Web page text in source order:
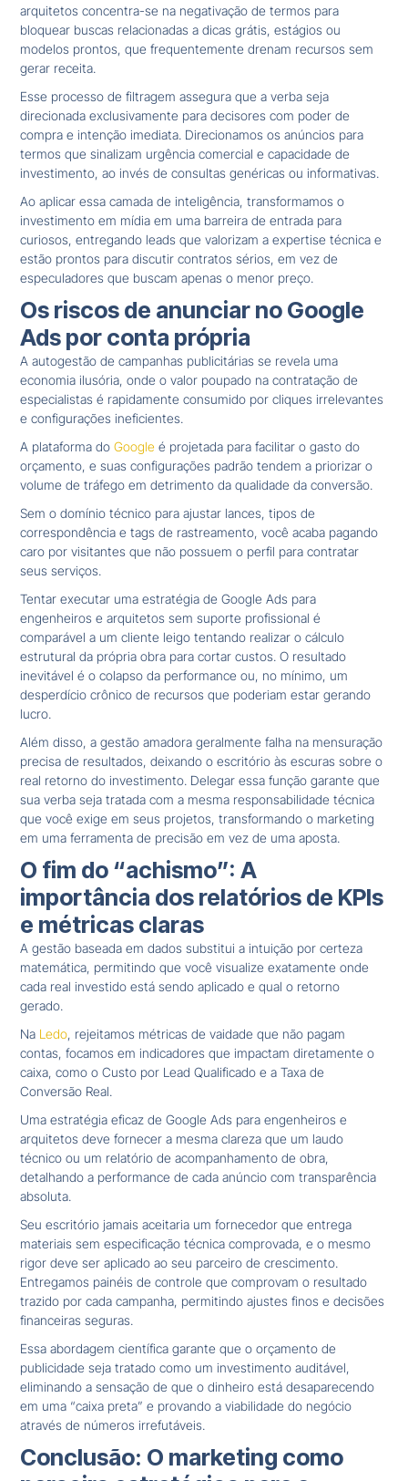
arquitetos concentra-se na negativação de termos para
bloquear buscas relacionadas a dicas grátis, estágios ou
modelos prontos, que frequentemente drenam recursos sem
gerar receita.
Esse processo de filtragem assegura que a verba seja
direcionada exclusivamente para decisores com poder de
compra e intenção imediata. Direcionamos os anúncios para
termos que sinalizam urgência comercial e capacidade de
investimento, ao invés de consultas genéricas ou informativas.
Ao aplicar essa camada de inteligência, transformamos o
investimento em mídia em uma barreira de entrada para
curiosos, entregando leads que valorizam a expertise técnica e
estão prontos para discutir contratos sérios, em vez de
especuladores que buscam apenas o menor preço.
Os riscos de anunciar no Google
Ads por conta própria
A autogestão de campanhas publicitárias se revela uma
economia ilusória, onde o valor poupado na contratação de
especialistas é rapidamente consumido por cliques irrelevantes
e configurações ineficientes.
A plataforma doGoogle é projetada para facilitar o gasto do
orçamento, e suas configurações padrão tendem a priorizar o
volume de tráfego em detrimento da qualidade da conversão.
Sem o domínio técnico para ajustar lances, tipos de
correspondência e tags de rastreamento, você acaba pagando
caro por visitantes que não possuem o perfil para contratar
seus serviços.
Tentar executar uma estratégia de Google Ads para
engenheiros e arquitetos sem suporte profissional é
comparável a um cliente leigo tentando realizar o cálculo
estrutural da própria obra para cortar custos. O resultado
inevitável é o colapso da performance ou, no mínimo, um
desperdício crônico de recursos que poderiam estar gerando
lucro.
Além disso, a gestão amadora geralmente falha na mensuração
precisa de resultados, deixando o escritório às escuras sobre o
real retorno do investimento. Delegar essa função garante que
sua verba seja tratada com a mesma responsabilidade técnica
que você exige em seus projetos, transformando o marketing
em uma ferramenta de precisão em vez de uma aposta.
O fim do “achismo”: A
importância dos relatórios de KPIs
e métricas claras
A gestão baseada em dados substitui a intuição por certeza
matemática, permitindo que você visualize exatamente onde
cada real investido está sendo aplicado e qual o retorno
gerado.
Na Ledo, rejeitamos métricas de vaidade que não pagam
contas, focamos em indicadores que impactam diretamente o
caixa, como o Custo por Lead Qualificado e a Taxa de
Conversão Real.
Uma estratégia eficaz de Google Ads para engenheiros e
arquitetos deve fornecer a mesma clareza que um laudo
técnico ou um relatório de acompanhamento de obra,
detalhando a performance de cada anúncio com transparência
absoluta.
Seu escritório jamais aceitaria um fornecedor que entrega
materiais sem especificação técnica comprovada, e o mesmo
rigor deve ser aplicado ao seu parceiro de crescimento.
Entregamos painéis de controle que comprovam o resultado
trazido por cada campanha, permitindo ajustes finos e decisões
financeiras seguras.
Essa abordagem científica garante que o orçamento de
publicidade seja tratado como um investimento auditável,
eliminando a sensação de que o dinheiro está desaparecendo
em uma “caixa preta” e provando a viabilidade do negócio
através de números irrefutáveis.
Conclusão: O marketing como